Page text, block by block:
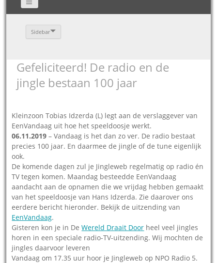
Sidebar
Gefeliciteerd! De radio en de
jingle bestaan 100 jaar
Kleinzoon Tobias Idzerda (L) legt aan de verslaggever van
EenVandaag uit hoe het speeldoosje werkt.
06.11.2019 – Vandaag is het dan zo ver. De radio bestaat
precies 100 jaar. En daarmee de jingle of de tune eigenlijk
ook.
De komende dagen zul je Jingleweb regelmatig op radio én
TV tegen komen. Maandag besteedde EenVandaag
aandacht aan de opnamen die we vrijdag hebben gemaakt
van het speeldoosje van Hans Idzerda. Zie daarover ons
eerdere bericht hieronder. Bekijk de uitzending van
EenVandaag.
Gisteren kon je in DeWereld Draait Door heel veel jingles
horen in een speciale radio-TV-uitzending. Wij mochten de
jingles daarvoor leveren
Vandaag om 17.35 uur hoor je Jingleweb op NPO Radio 5.